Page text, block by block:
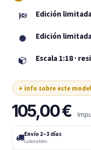
Edición
Edición
Escala 1:18 ·
+ info sobre este
105,00€
Envío 2–3 días
Laborables